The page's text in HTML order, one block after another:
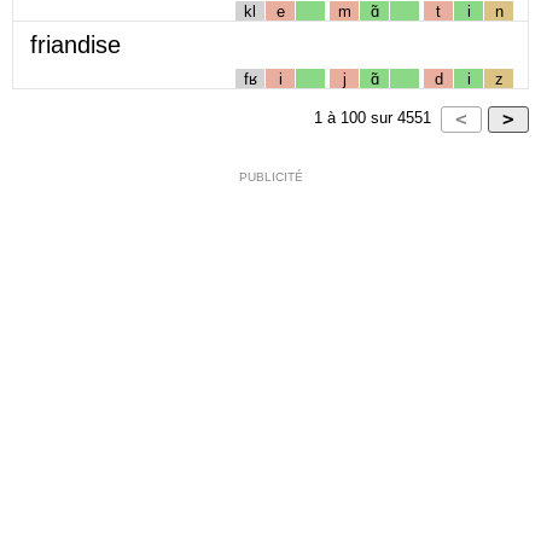
kl e m ɑ̃ t i n
friandise
fʁ i j ɑ̃ d i z
1 à 100 sur 4551
PUBLICITÉ